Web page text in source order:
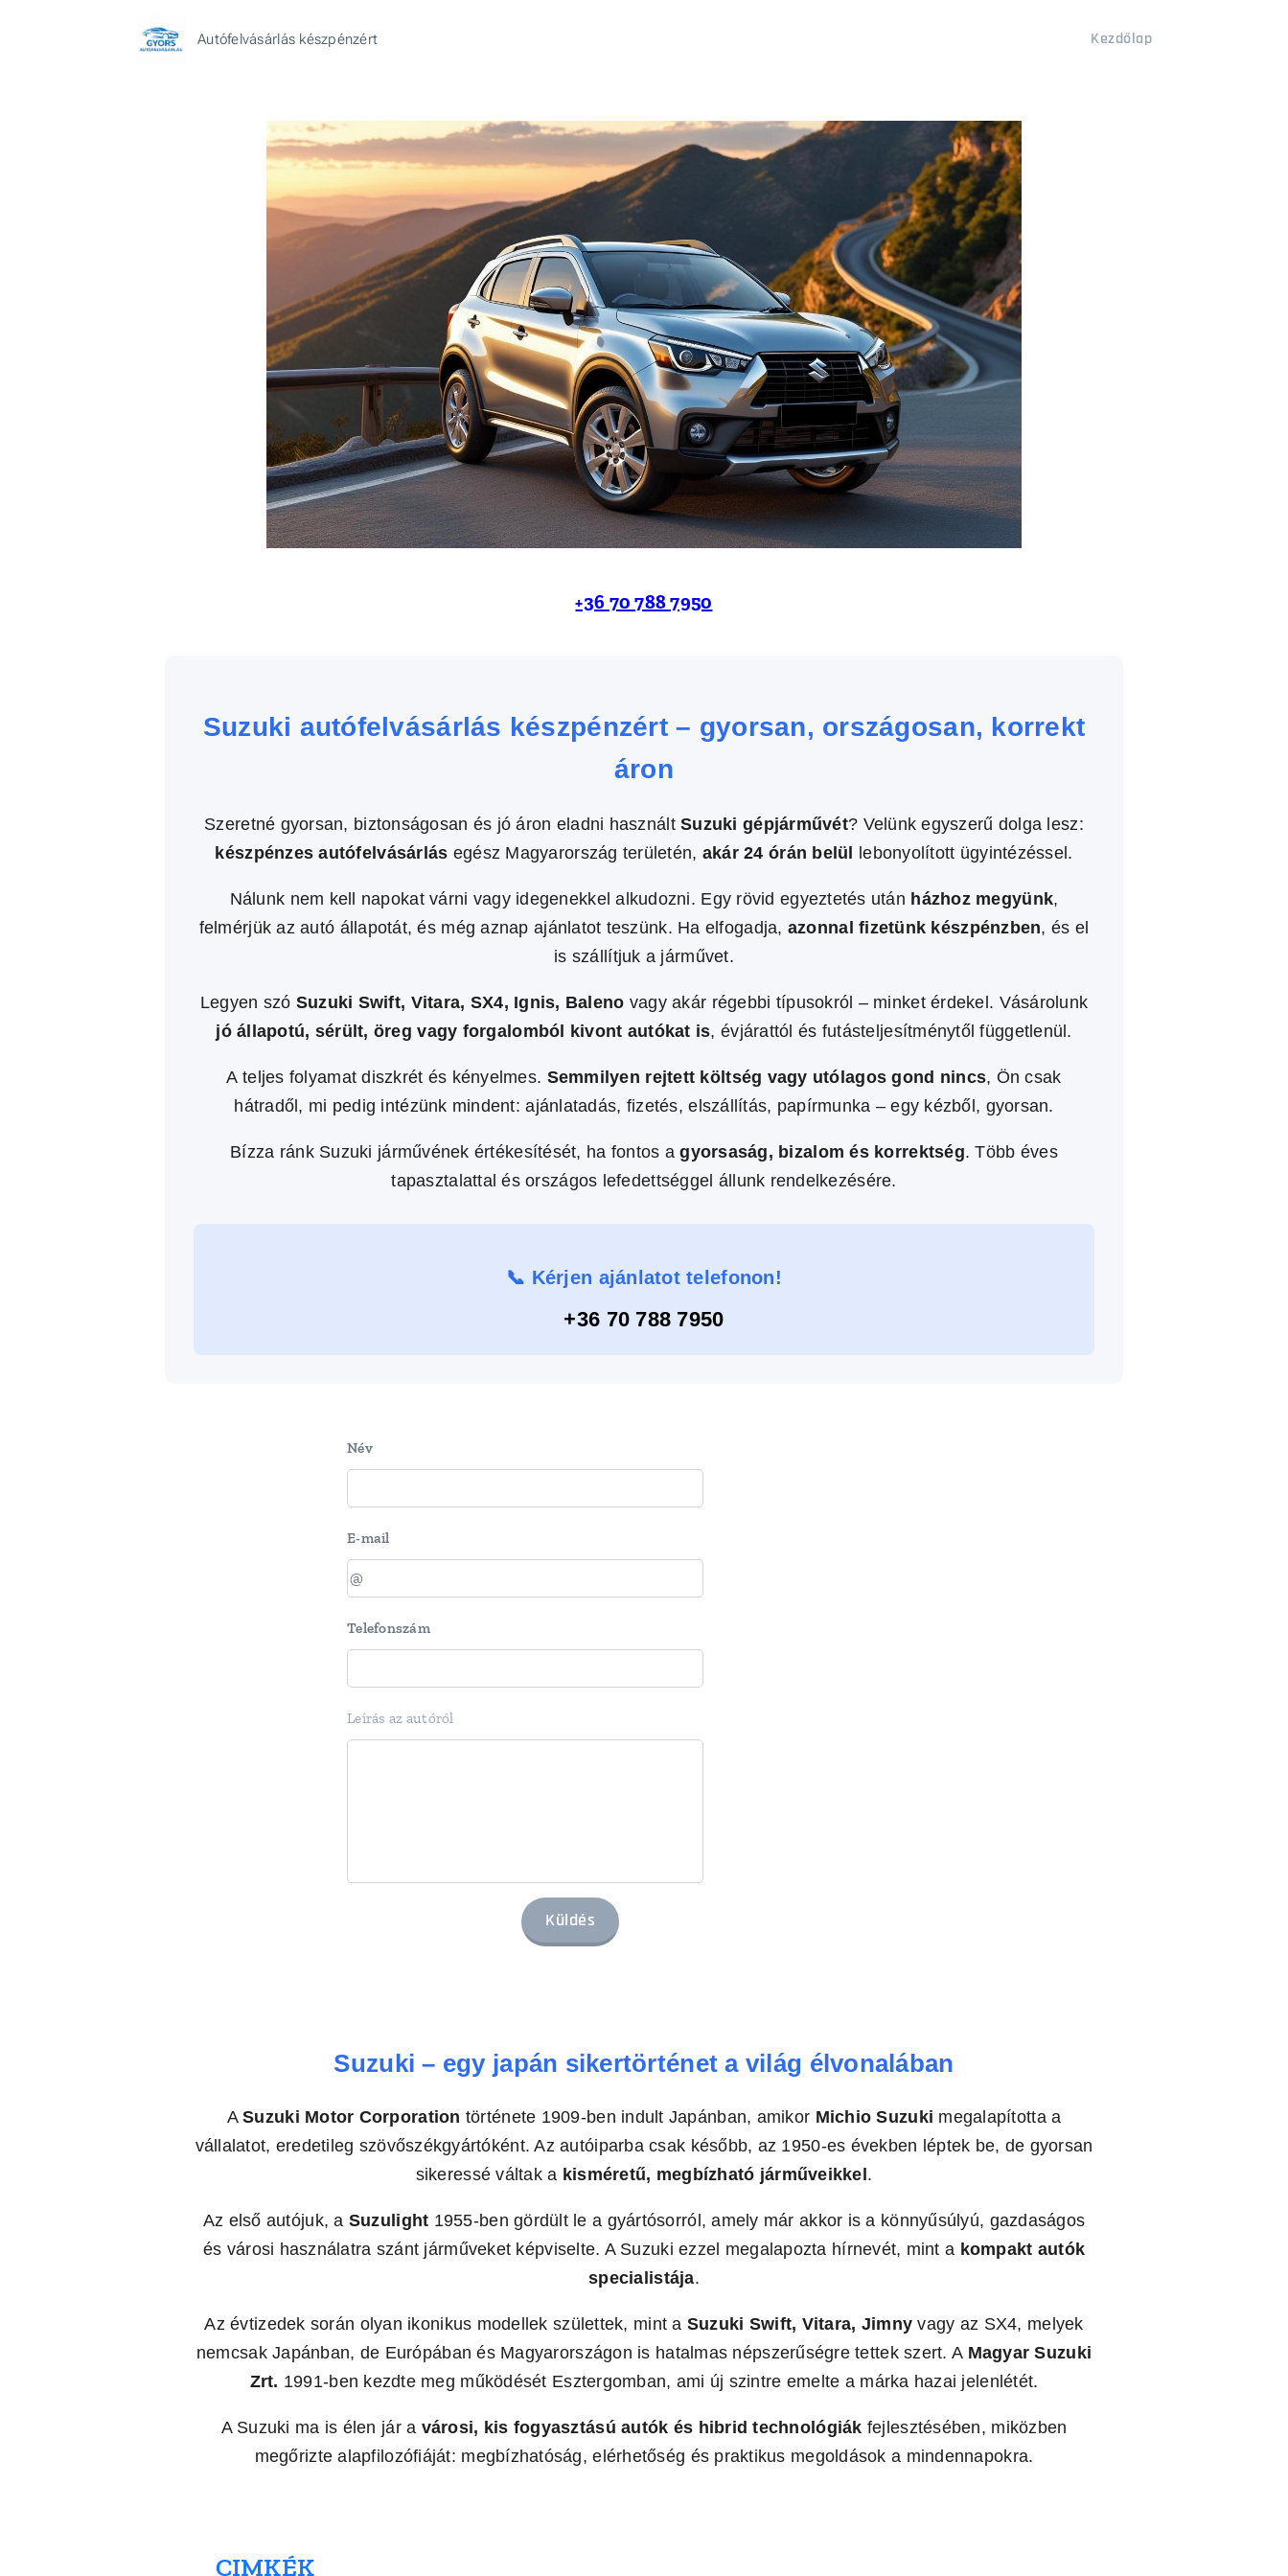
Autófelvásárlás készpénzért Kezdőlap
+36 70 788 7950
Suzuki autófelvásárlás készpénzért – gyorsan, országosan, korrekt
áron
Szeretné gyorsan, biztonságosan és jó áron eladni használtSuzuki gépjárművét? Velünk egyszerű dolga lesz:
készpénzes autófelvásárlás egész Magyarország területén, akár 24 órán belül lebonyolított ügyintézéssel.
Nálunk nem kell napokat várni vagy idegenekkel alkudozni. Egy rövid egyeztetés után házhoz megyünk,
felmérjük az autó állapotát, és még aznap ajánlatot teszünk. Ha elfogadja, azonnal fizetünk készpénzben, és el
is szállítjuk a járművet.
Legyen szó Suzuki Swift, Vitara, SX4, Ignis, Baleno vagy akár régebbi típusokról – minket érdekel. Vásárolunk
jó állapotú, sérült, öreg vagy forgalomból kivont autókat is, évjárattól és futásteljesítménytől függetlenül.
A teljes folyamat diszkrét és kényelmes. Semmilyen rejtett költség vagy utólagos gond nincs, Ön csak
hátradől, mi pedig intézünk mindent: ajánlatadás, fizetés, elszállítás, papírmunka – egy kézből, gyorsan.
Bízza ránk Suzuki járművének értékesítését, ha fontos agyorsaság, bizalom és korrektség. Több éves
tapasztalattal és országos lefedettséggel állunk rendelkezésére.
📞 Kérjen ajánlatot telefonon!
+36 70 788 7950
Név
E-mail
Telefonszám
Leírás az autóról
Küldés
Suzuki – egy japán sikertörténet a világ élvonalában
ASuzuki Motor Corporation története 1909-ben indult Japánban, amikor Michio Suzuki megalapította a
vállalatot, eredetileg szövőszékgyártóként. Az autóiparba csak később, az 1950-es években léptek be, de gyorsan
sikeressé váltak a kisméretű, megbízható járműveikkel.
Az első autójuk, a Suzulight 1955-ben gördült le a gyártósorról, amely már akkor is a könnyűsúlyú, gazdaságos
és városi használatra szánt járműveket képviselte. A Suzuki ezzel megalapozta hírnevét, mint a kompakt autók
specialistája.
Az évtizedek során olyan ikonikus modellek születtek, mint a Suzuki Swift, Vitara, Jimny vagy az SX4, melyek
nemcsak Japánban, de Európában és Magyarországon is hatalmas népszerűségre tettek szert. A Magyar Suzuki
Zrt. 1991-ben kezdte meg működését Esztergomban, ami új szintre emelte a márka hazai jelenlétét.
A Suzuki ma is élen jár a városi, kis fogyasztású autók és hibrid technológiák fejlesztésében, miközben
megőrizte alapfilozófiáját: megbízhatóság, elérhetőség és praktikus megoldások a mindennapokra.
CIMKÉK